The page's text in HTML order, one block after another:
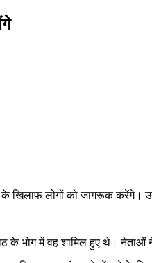
खिलाफ लोगों को जागरूक करेंगे।
के भोग में वह शामिल हुए थे। नेताओं